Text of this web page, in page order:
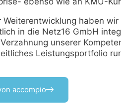
Weiterentwicklung haben wir
in die Netz16 GmbH
unserer
Leistungsportfolio
accompio